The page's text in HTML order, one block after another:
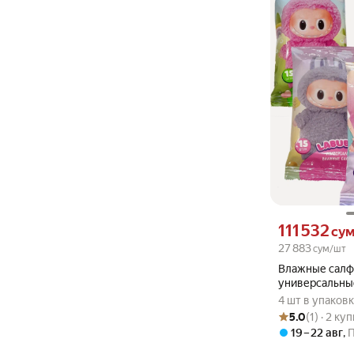
Влажные
типов кожи,15
4 шт в
Цена 111532 сум
111 532сум
27 883сум/шт
Рейтинг товара:
Оценок: (1) · 2
5.0(1) · 2
19 – 22 авг,